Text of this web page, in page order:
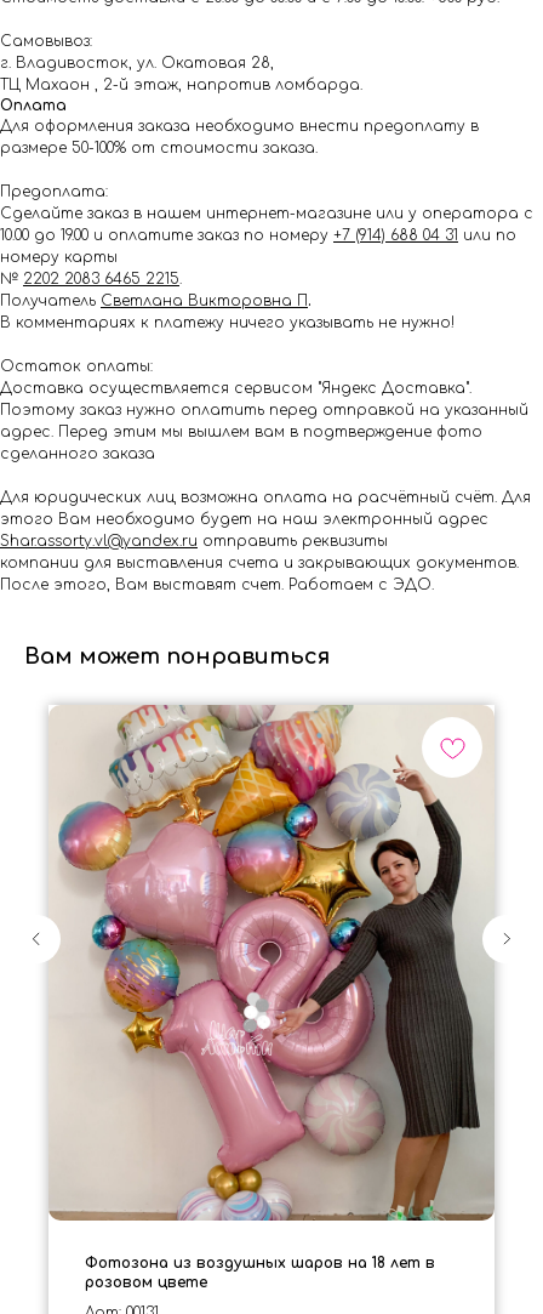
Самовывоз:
г. Владивосток, ул. Окатовая 28,
ТЦ Махаон , 2-й этаж, напротив ломбарда.
Оплата
Для оформления заказа необходимо внести предоплату в
размере 50-100% от стоимости заказа.
Предоплата:
Сделайте заказ в нашем интернет-магазине или у оператора с
10.00 до 19.00 и оплатите заказ по номеру +7 (914) 688 04 31 или по
номеру карты
№ 2202 2083 6465 2215.
Получатель Светлана Викторовна П .
В комментариях к платежу ничего указывать не нужно!
Остаток оплаты:
Доставка осуществляется сервисом "Яндекс Доставка".
Поэтому заказ нужно оплатить перед отправкой на указанный
адрес. Перед этим мы вышлем вам в подтверждение фото
сделанного заказа
Для юридических лиц возможна оплата на расчётный счёт. Для
этого Вам необходимо будет на наш электронный адрес
Shar.assorty.vl@yandex.ru отправить реквизиты
компании для выставления счета и закрывающих документов.
После этого, Вам выставят счет. Работаем с ЭДО.
Вам может понравиться
Фотозона из воздушных шаров на 18 лет в
розовом цвете